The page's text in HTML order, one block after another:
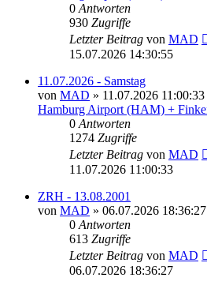
0 Antworten
930 Zugriffe
Letzter Beitrag von MAD
15.07.2026 14:30:55
11.07.2026 - Samstag
von MAD » 11.07.2026 11:00:33
Hamburg Airport (HAM) +
0 Antworten
1274 Zugriffe
Letzter Beitrag von MAD
11.07.2026 11:00:33
ZRH - 13.08.2001
von MAD » 06.07.2026 18:36:27
0 Antworten
613 Zugriffe
Letzter Beitrag von MAD
06.07.2026 18:36:27